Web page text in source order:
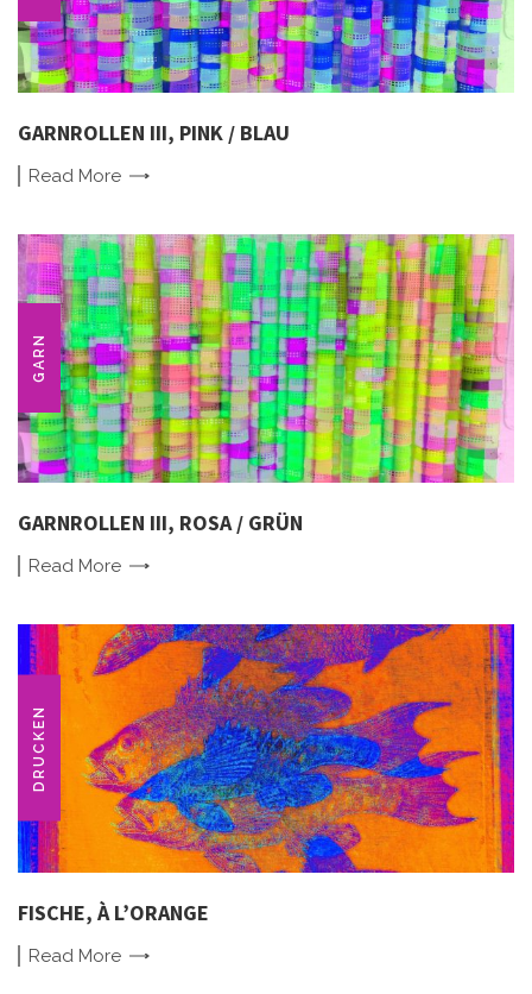
GARNROLLEN III, PINK / BLAU
Read More
GARN
GARNROLLEN III, ROSA / GRÜN
Read More
DRUCKEN
FISCHE, À L’ORANGE
Read More